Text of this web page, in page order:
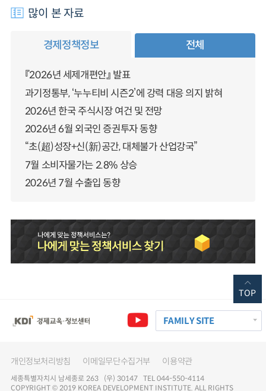
많이 본 자료
경제정책정보 전체
『2026년 세제개편안』 발표
과기정통부, ‘누누티비 시즌2’에 강력 대응 의지 밝혀
2026년 한국 주식시장 여건 및 전망
2026년 6월 외국인 증권투자 동향
“초(超)성장+신(新)공간, 대체불가 산업강국”
7월 소비자물가는 2.8% 상승
2026년 7월 수출입 동향
FAMILY SITE
개인정보처리방침 이메일무단수집거부 이용약관
세종특별자치시 남세종로 263 (우) 30147 TEL 044-550-4114
COPYRIGHT © 2019 KOREA DEVELOPMENT INSTITUTE. ALL RIGHTS
TOP